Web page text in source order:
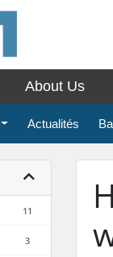
About Us
Actualités
11
3